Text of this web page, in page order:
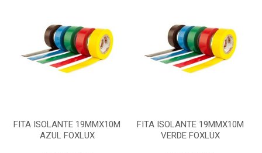
FITA ISOLANTE 19MMX10M
AZUL FOXLUX
FITA ISOLANTE 19MMX10M
VERDE FOXLUX